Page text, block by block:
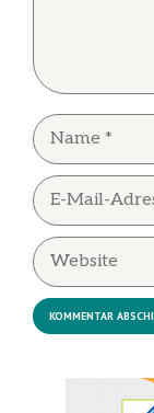
Name
E-
Mail-
Adresse
Website